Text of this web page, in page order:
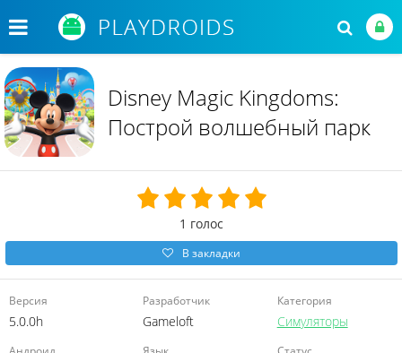
Disney Magic Kingdoms:
Построй волшебный парк
1 голос
В закладки
Версия
5.0.0h
Разработчик
Gameloft
Категория
Симуляторы